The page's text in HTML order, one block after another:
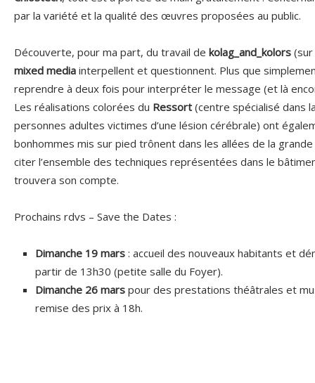
par la variété et la qualité des œuvres proposées au public.
Découverte, pour ma part, du travail de kolag_and_kolors
mixed media interpellent et questionnent. Plus que
reprendre à deux fois pour interpréter le message (et là
Les réalisations colorées du Ressort (centre spécialisé dans
personnes adultes victimes d’une lésion cérébrale) ont
bonhommes mis sur pied trônent dans les allées de la
citer l’ensemble des techniques représentées dans le
trouvera son compte.
Prochains rdvs – Save the Dates :
Dimanche 19 mars : accueil des nouveaux habitants et
partir de 13h30 (petite salle du Foyer).
Dimanche 26 mars pour des prestations théâtrales et
remise des prix à 18h.